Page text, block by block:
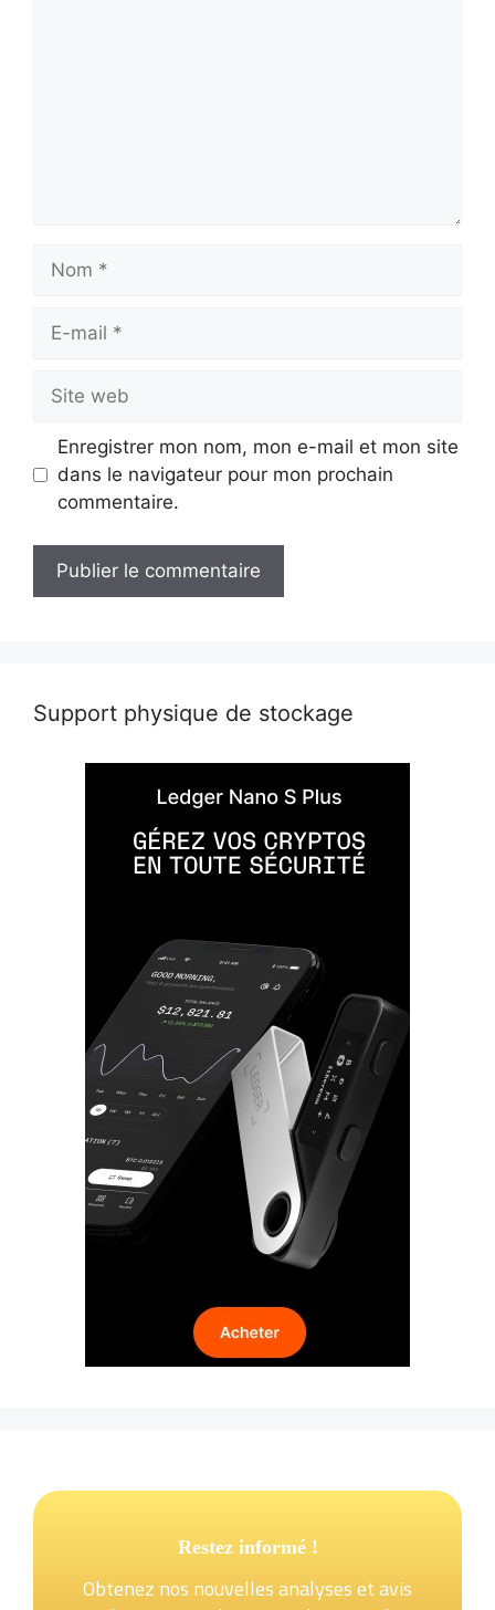
Nom
Site
web
Enregistrer mon nom, mon e-mail et mon site
dans le navigateur pour mon prochain
commentaire.
Support physique de stockage
Restez informé !
Obtenez nos nouvelles analyses et avis